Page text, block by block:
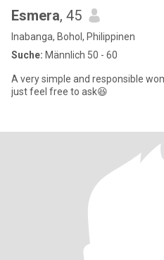
Esmera, 45
Inabanga, Bohol, Philippinen
Suche: Männlich 50 - 60
A very simple and responsible woman.....To know more about me
just feel free to ask😆